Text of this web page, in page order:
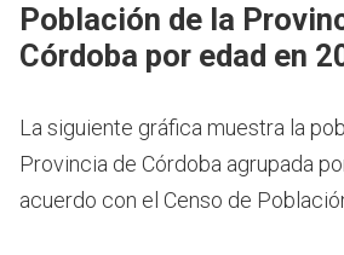
Población de la
Córdoba por edad en
La siguiente gráfica muestra la
Provincia de Córdoba agrupada
acuerdo con el Censo de